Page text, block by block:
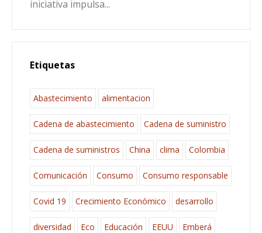
iniciativa impulsa...
Etiquetas
Abastecimiento alimentacion
Cadena de abastecimiento Cadena de suministro
Cadena de suministros China clima Colombia
Comunicación Consumo Consumo responsable
Covid 19 Crecimiento Económico desarrollo
diversidad Eco Educación EEUU Emberá